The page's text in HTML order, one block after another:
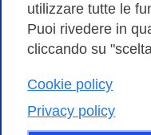
utilizzare tutte le
Puoi rivedere in
cliccando su
Cookie policy
Privacy policy
Una giornata di
progetti TeRABIT ed
finanziate con fondi
Ministero